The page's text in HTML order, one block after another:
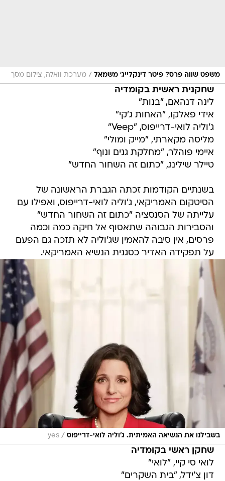
משפט שווה פרס? פיטר דינקלייג' משמאל / מערכת וואלה, צילום מסך
שחקנית ראשית בקומדיה
לינה דנהאם, "בנות"
אידי פאלקו, "האחות ג'קי"
ג'וליה לואי-דרייפוס, "Veep"
מליסה מקארתי, "מייק ומולי"
איימי פוהלר, "מחלקת גנים ונוף"
טיילר שילינג, "כתום זה השחור החדש"
בשנתיים הקודמות זכתה הגברת הראשונה של
הסיטקום האמריקאי, ג'וליה לואי-דרייפוס, ואפילו עם
עלייתה של הסנסציה "כתום זה השחור החדש"
והסבירות הגבוהה שתאסוף אל חיקה כמה וכמה
פרסים, אין סיבה להאמין שג'וליה לא תזכה גם הפעם
על תפקידה האדיר כסגנית הנשיא האמריקאי.
בשבילנו את הנשיאה האמיתית. ג'וליה לואי-דרייפוס /
yes
שחקן ראשי בקומדיה
לואי סי קיי, "לואי"
דון צ'ידל, "בית השקרים"